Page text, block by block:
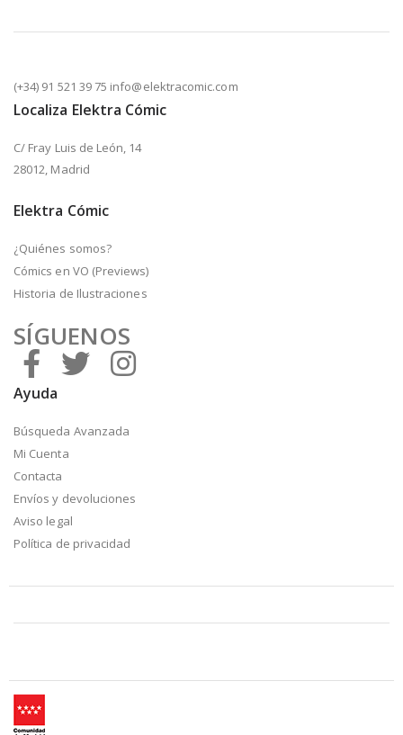
(+34) 91 521 39 75 info@elektracomic.com
Localiza Elektra Cómic
C/ Fray Luis de León, 14
28012, Madrid
Elektra Cómic
¿Quiénes somos?
Cómics en VO (Previews)
Historia de Ilustraciones
SÍGUENOS
Ayuda
Búsqueda Avanzada
Mi Cuenta
Contacta
Envíos y devoluciones
Aviso legal
Política de privacidad